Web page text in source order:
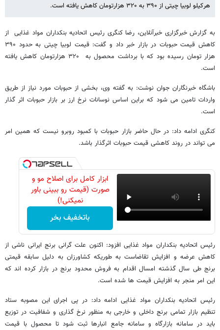
هرکیلو لوبیا چیتی از ۳۹۰ به ۳۲۰ هزارتومان کاهش یافته است.
به گزارش خبرگزاری خبرآنلاین، رضا کنگری رئیس اتحادیه بنکداران مواد غذایی از
کاهش قیمت حبوبات در بازار خبر داد و گفت: قیمت لوبیا چیتی به حدود ۳۹۰
هزار تومان رسیده بود که با برداشت محصول به ۳۲۰ هزارتومان کاهش یافته
است.
باشگاه خبرنگاران جوان نوشت: به گفته وی، بخشی از حبوبات مورد نیاز از طریق
واردات تامین می شود که براین اساس نوسانات نرخ ارز بر بازار حبوبات اثر گذار
است.
کنگری ادامه داد: در حال حاضر بازار حبوبات با کمبود روبرو نیست که همین امر
می تواند در روند کاهشی قیمت حبوبات اثرگذار باشد.
ابزار کامل برای اصلاح مو و
صورت (قیمت رو ببینی باور
نمیکنی!)
باتخفیف بخر
رئیس اتحادیه بنکداران مواد غذایی افزود: اکنون علت گرانی برنج ایرانی ناشی از
کاهش عرضه و افزایش تقاضاست به طوریکه کشاورزان به دلیل سابقه قیمتی
برنج طی سال گذشته امسال اقدام به فروش محدود برنج در بازار کرده اند که
این امر منجر به افزایش قیمت ها شده است.
رئیس اتحادیه بنکداران مواد غذایی ادامه داد: در پی اجرای این مصوبه ستاد
تنظیم بازار تمامی برنج داخلی و خارجی به منظور نرخ گذاری و شفافیت در توزیع
باید در سامانه بازارگاه و سامانه جامع انبارها ثبت شود تا محصول با قیمت